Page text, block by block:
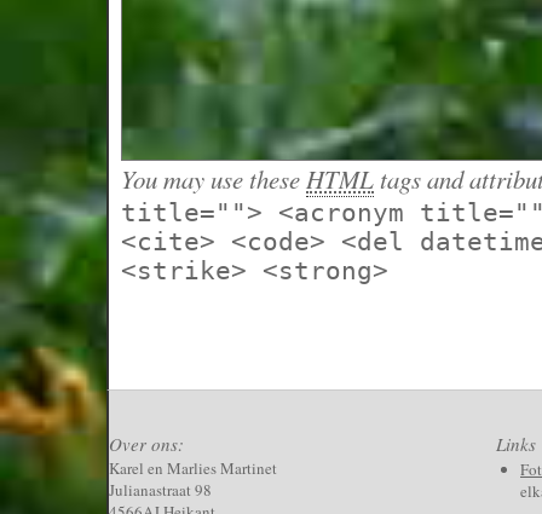
You may use theseHTML tags and
title=""> <acronym
<cite> <code> <del
<strike> <strong>
Over ons:
Karel en Marlies Martinet
Julianastraat 98
Links